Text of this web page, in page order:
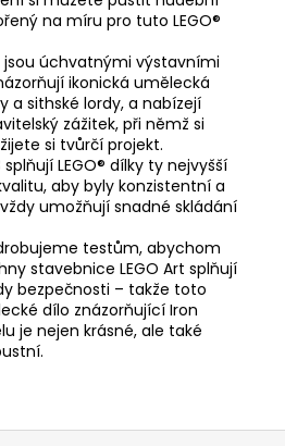
na míru pro tuto LEGO®
jsou úchvatnými výstavními
ikonická umělecká
a sithské lordy, a nabízejí
zážitek, při němž si
si tvůrčí projekt.
splňují LEGO® dílky ty nejvyšší
aby byly konzistentní a
umožňují snadné skládání
testům, abychom
stavebnice LEGO Art splňují
bezpečnosti – takže toto
dílo znázorňující Iron
je nejen krásné, ale také